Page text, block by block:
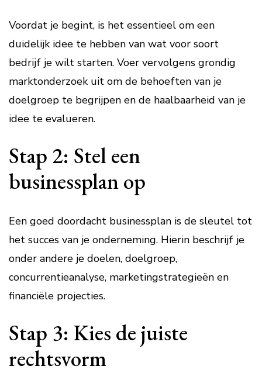
Voordat je begint, is het essentieel om een
duidelijk idee te hebben van wat voor soort
bedrijf je wilt starten. Voer vervolgens grondig
marktonderzoek uit om de behoeften van je
doelgroep te begrijpen en de haalbaarheid van je
idee te evalueren.
Stap 2: Stel een
businessplan op
Een goed doordacht businessplan is de sleutel tot
het succes van je onderneming. Hierin beschrijf je
onder andere je doelen, doelgroep,
concurrentieanalyse, marketingstrategieën en
financiële projecties.
Stap 3: Kies de juiste
rechtsvorm